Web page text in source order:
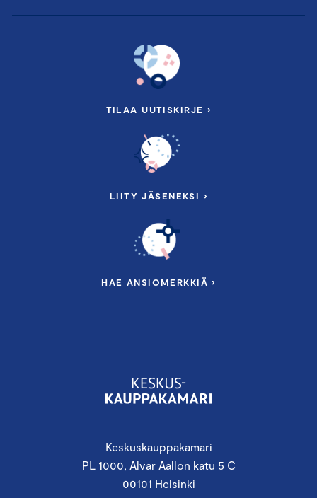
Keskuskauppakamari
PL 1000, Alvar Aallon katu 5 C
00101 Helsinki
TILAA UUTISKIRJE ›
LIITY JÄSENEKSI ›
HAE ANSIOMERKKIÄ ›